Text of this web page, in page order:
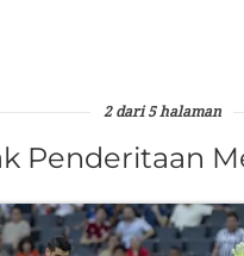
2 dari 5 halaman
Penderitaan